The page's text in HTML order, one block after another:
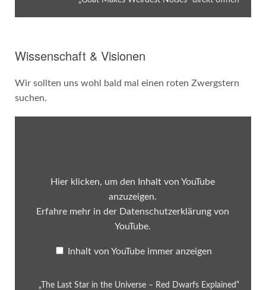
Wissenschaft & Visionen
Wir sollten uns wohl bald mal einen roten Zwergstern
suchen.
Explained“
Hier klicken, um den Inhalt von YouTube
anzuzeigen.
Erfahre mehr in der Datenschutzerklärung von
YouTube.
Inhalt von YouTube immer anzeigen
„The Last Star in the Universe – Red Dwarfs Explained“